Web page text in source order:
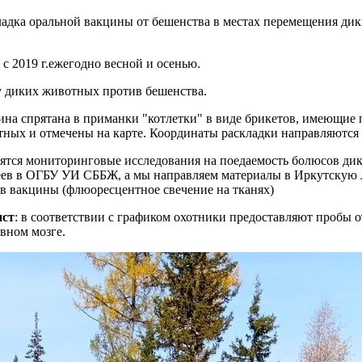
оральной вакцины от бешенства в местах перемещения
2019 г.ежегодно весной и осенью.
животных против бешенства.
спрятана в приманки "котлетки" в виде брикетов, имеющие
и отмечены на карте. Координаты раскладки
мониторинговые исследования на поедаемость болюсов
в ОГБУ УИ СББЖ, а мы направляем материалы в Иркутскую
вакцины (флюоресцентное свечение на тканях)
: в соответствии с графиком охотники предоставляют
мозге.